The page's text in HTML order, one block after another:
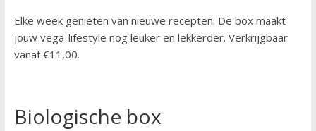
Elke week genieten van nieuwe recepten. De box maakt
jouw vega-lifestyle nog leuker en lekkerder. Verkrijgbaar
vanaf €11,00.
Biologische box